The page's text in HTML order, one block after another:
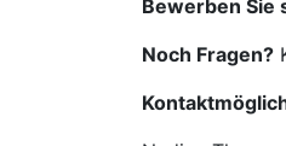
Bewerben Sie
Noch Fragen?